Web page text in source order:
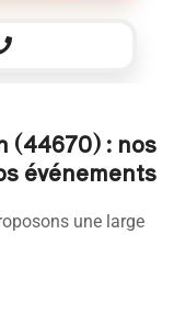
(44670) : nos
événements
une large